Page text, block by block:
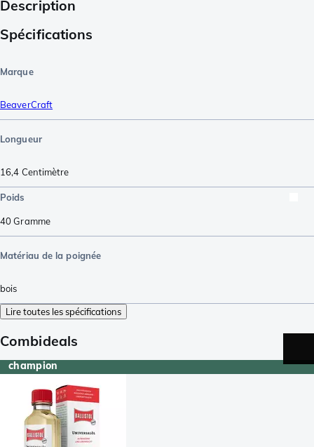
Description
Spécifications
Marque
BeaverCraft
Longueur
16,4 Centimètre
Poids
40Gramme
Matériau de la poignée
bois
Lire toutes les spécifications
Combideals
champion